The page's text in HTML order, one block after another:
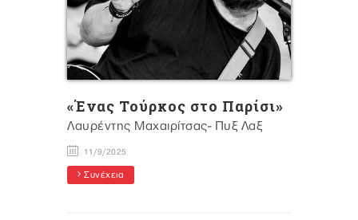
«Ένας Τούρκος στο Παρίσι»
Λαυρέντης Μαχαιρίτσας- Πυξ Λαξ
11/9/2025
Συνέχεια